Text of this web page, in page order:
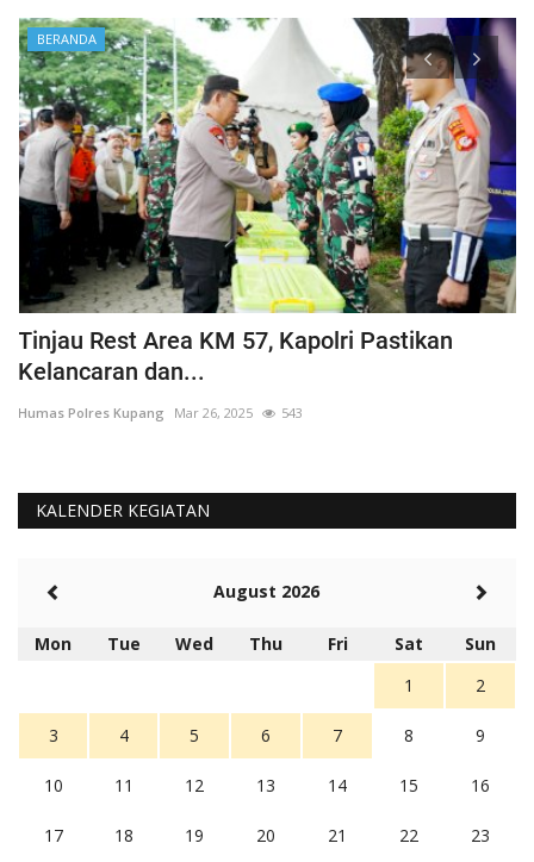
BERANDA
Tinjau Rest Area KM 57, Kapolri Pastikan
Kelancaran dan...
Humas Polres Kupang Mar 26, 2025 543
KALENDER KEGIATAN
August 2026
Mon Tue Wed Thu Fri Sat
Sun
1
2
3 4 5 6 7 8 9
10 11 12 13 14 15 16
17 18 19 20 21 22 23